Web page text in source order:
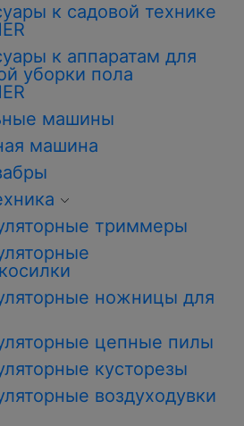
к садовой технике
к аппаратам для
уборки пола
машины
машина
триммеры
ножницы для
цепные пилы
кусторезы
воздуходувки